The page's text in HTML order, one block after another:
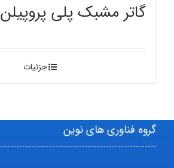
گاتر مشبک پلی پروپیلن MCG0711
جزئیات
گروه فناوری های نوین